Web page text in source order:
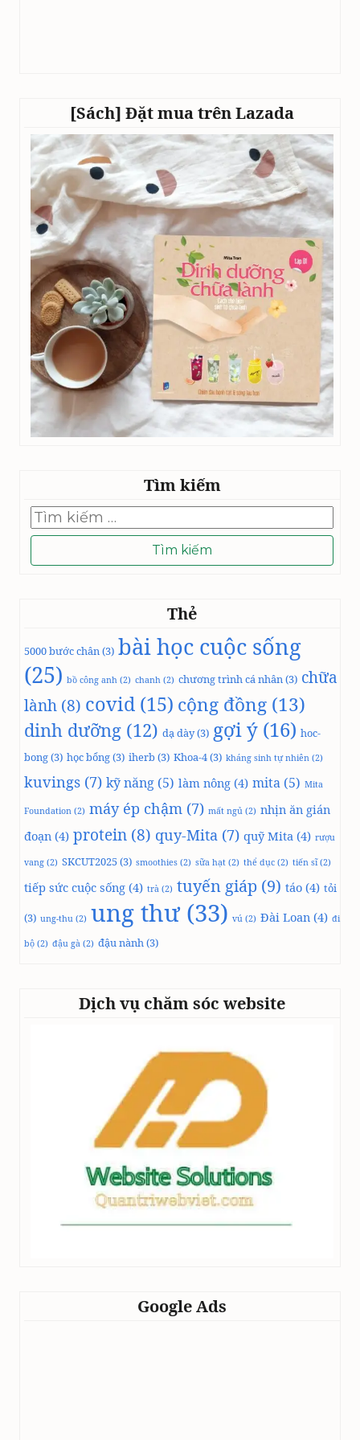
[Sách] Đặt mua trên Lazada
Tìm kiếm
Tìm
kiếm
cho:
Thẻ
5000 bước chân(3) bài học cuộc sống
(25) bồ công anh (2) chanh (2) chương trình cá nhân(3) chữa
lành (8) covid (15) cộng đồng (13)
dinh dưỡng (12) dạ dày(3) gợi ý (16) hoc-
bong(3) học bổng(3) iherb(3) Khoa-4(3) kháng sinh tự nhiên (2)
kuvings (7) kỹ năng (5) làm nông (4) mita (5) Mita
Foundation (2) máy ép chậm (7) mất ngủ (2) nhịn ăn gián
đoạn (4) protein (8) quy-Mita (7) quỹ Mita (4) rượu
vang (2) SKCUT2025(3) smoothies (2) sữa hạt (2) thể dục (2) tiến sĩ(2)
tiếp sức cuộc sống (4) trà (2) tuyến giáp (9) táo (4) tỏi
(3) ung-thu (2) ung thư(33) vú (2) Đài Loan (4) đi
bộ (2) đậu gà (2) đậu nành(3)
Dịch vụ chăm sóc website
Google Ads